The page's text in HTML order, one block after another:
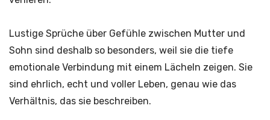
Lustige Sprüche über Gefühle zwischen Mutter und
Sohn sind deshalb so besonders, weil sie die tiefe
emotionale Verbindung mit einem Lächeln zeigen. Sie
sind ehrlich, echt und voller Leben, genau wie das
Verhältnis, das sie beschreiben.